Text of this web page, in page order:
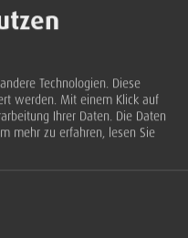
britischen Piloten,
...
und Anglistik und
bei der Rhein-
drei Töchtern und
dem Westerwald.
Technologien. Diese
werden. Mit einem Klick auf
Ihrer Daten. Die Daten
mehr zu erfahren, lesen Sie